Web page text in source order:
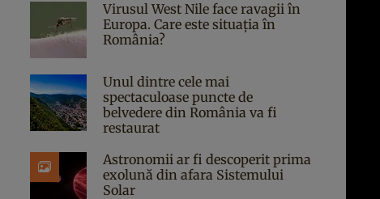
Virusul West Nile face ravagii în
Europa. Care este situația în
România?
Unul dintre cele mai
spectaculoase puncte de
belvedere din România va fi
restaurat
Astronomii ar fi descoperit prima
exolună din afara Sistemului
Solar